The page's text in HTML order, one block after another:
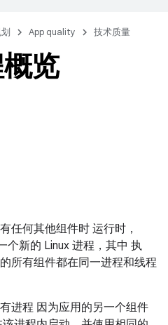
App quality 技术质量
览
任何其他组件时 运行时，
个新的 Linux 进程，其中 执
所有组件都在同一进程和线程
进程 因为应用的另一个组件